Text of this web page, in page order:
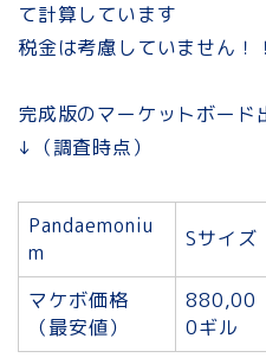
て計算しています
税金は考慮していません！！
完成版のマーケットボード
↓（調査時点）
Pandaemoniu
m
Sサイズ
マケボ価格
（最安値）
880,00
0ギル